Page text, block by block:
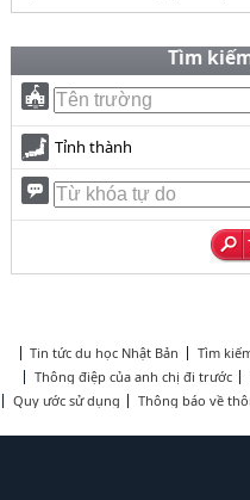
Tìm
Tỉnh thành
Tin tức du học Nhật Bản Tìm
Thông điệp của anh chị đi trước
Quy ước sử dụng
Thông báo về